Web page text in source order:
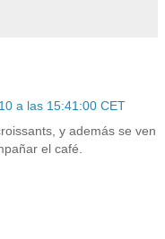
a las 15:41:00 CET
y además se ven
el café.